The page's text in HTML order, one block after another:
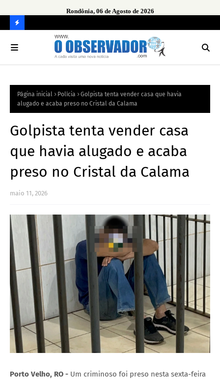
Rondônia, 06 de Agosto de 2026
O
RPágina inicial Polícia
Golpista tenta vender casa que havia
alugado e acaba preso no Cristal da Calama
Golpista tenta vender casa
que havia alugado e acaba
preso no Cristal da Calama
maio 11, 2026
Porto Velho, RO - Um criminoso foi preso nesta sexta-feira